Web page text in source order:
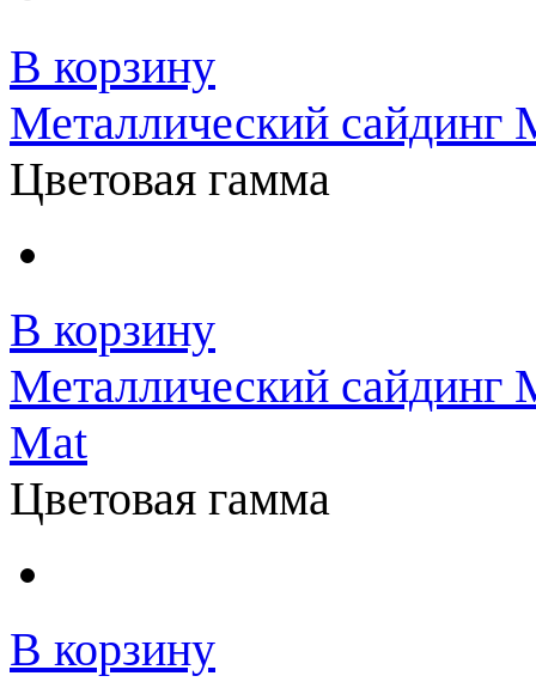
В корзину
Металлический
Цветовая гамма
В корзину
Металлический
Mat
Цветовая гамма
В корзину